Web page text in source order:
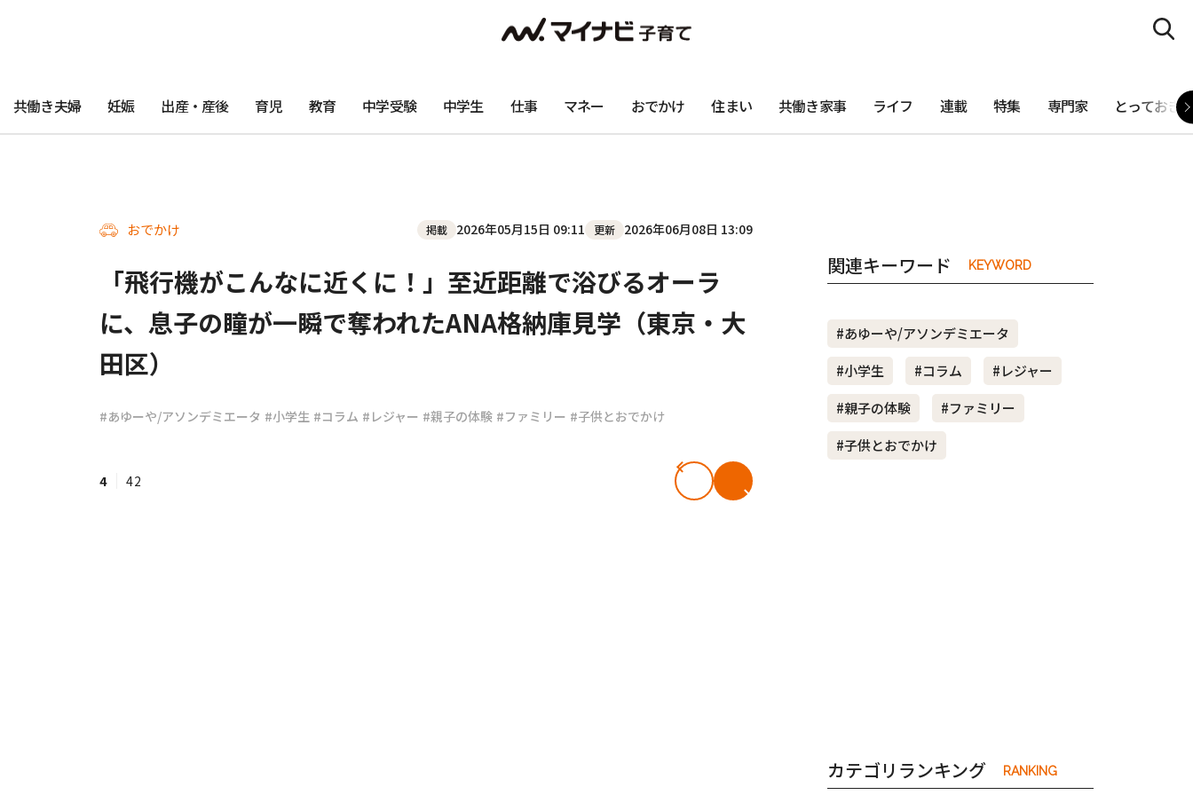
#共働き夫婦 #産休
共働き夫婦 妊娠 出産・産後 育児 教育 中学受験 中学生 仕事 マネー おでかけ 住まい 共働き家事 ライフ 連載 特集 専門家 とっておき
おでかけ 掲載 2026年05月15日 09:11 更新 2026年06月08日 13:09
「飛行機がこんなに近くに！」至近距離で浴びるオーラ
に、息子の瞳が一瞬で奪われたANA格納庫見学（東京・大
田区）
#あゆーや/アソンデミエータ #小学生 #コラム #レジャー #親子の体験 #ファミリー #子供とおでかけ
4 42
関連キーワード KEYWORD
#あゆーや/アソンデミエータ
#小学生
#コラム
#レジャー
#親子の体験
#ファミリー
#子供とおでかけ
カテゴリランキング RANKING